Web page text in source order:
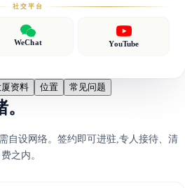
社交平台
WeChat YouTube
厦资料 位置 常见问题
自设网络。签约即可进驻,专人接待、清
之内。